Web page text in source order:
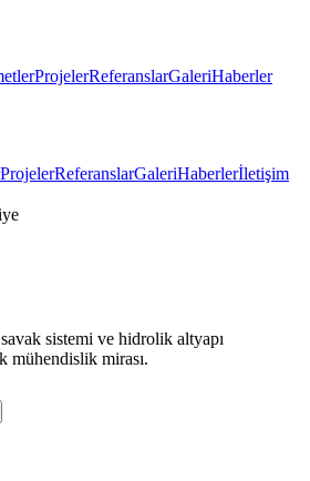
ProjelerReferanslarGaleriHaberler
ProjelerReferanslarGaleriHaberlerİletişim
sistemi ve hidrolik altyapı
mühendislik mirası.